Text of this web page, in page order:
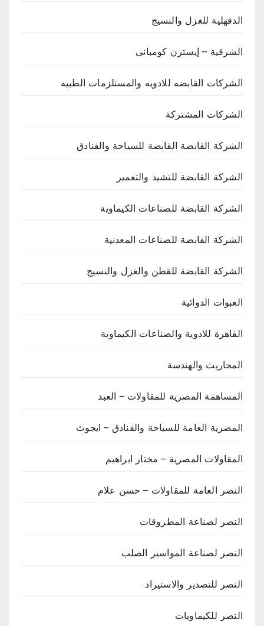
الدقهلية للغزل والنسيج
الشرقية – إيسترن كومبانى
الشركات القابضه للادويه والمستلزمات الطبيه
الشركات المشتركة
الشركة القابضة القابضة للسياحة والفنادق
الشركة القابضة للتشيد والتعمير
الشركة القابضة للصناعات الكيماوية
الشركة القابضة للصناعات المعدنية
الشركة القابضة للقطن والغزل والنسيج
العبوات الدوائية
القاهرة للادوية والصناعات الكيماوية
المحاريث والهندسة
المساهمة المصرية للمقاولات – العبد
المصرية العامة للسياحة والفنادق – ايجوث
المقاولات المصرية – مختار ابراهيم
النصر العامة للمقاولات – حسن علام
النصر لصناعة المطروقات
النصر لصناعة المواسير الصلب
النصر للتصدير والاستيراد
النصر للكيماويات